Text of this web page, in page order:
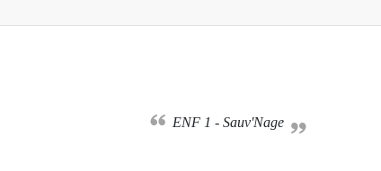
ENF 1 - Sauv'Nage